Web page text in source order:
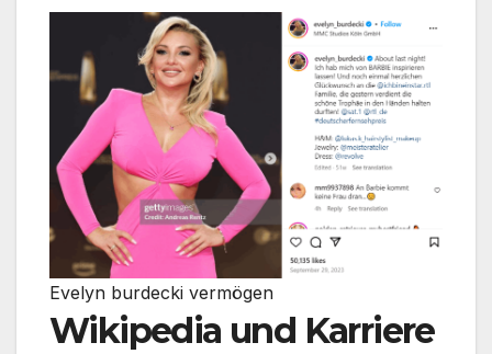
Evelyn burdecki vermögen
Wikipedia und Karriere